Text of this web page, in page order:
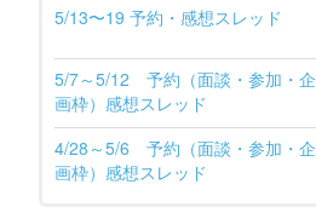
5/13〜19 予約・感想スレッド
5/7～5/12 予約（面談・参加・企
画枠）感想スレッド
4/28～5/6 予約（面談・参加・企
画枠）感想スレッド